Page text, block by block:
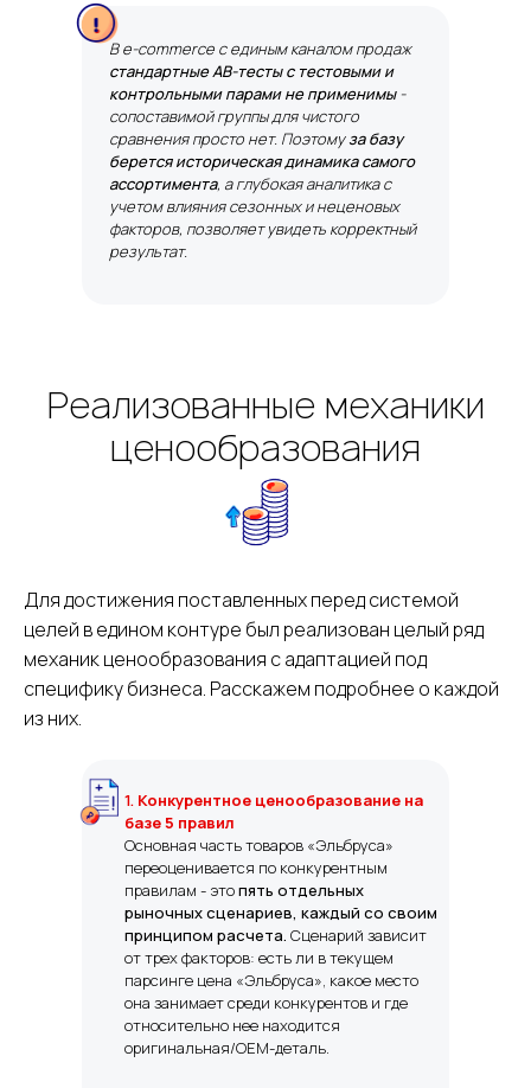
В e-commerce с единым каналом продаж
стандартные AB-тесты с тестовыми и
контрольными парами не применимы-
сопоставимой группы для чистого
сравнения просто нет. Поэтомуза базу
берется историческая динамика самого
ассортимента, а глубокая аналитикас
учетом влияния сезонных и неценовых
факторов, позволяет увидеть корректный
результат.
Реализованные механики
ценообразования
Для достижения поставленных перед системой
целей в едином контуре был реализован целый ряд
механик ценообразования с адаптацией под
специфику бизнеса. Расскажем подробнее о каждой
из них.
1. Конкурентное ценообразование на
базе 5 правил
Основная часть товаров «Эльбруса»
переоценивается по конкурентным
правилам - этопять отдельных
рыночных сценариев, каждый со своим
принципом расчета. Сценарий зависит
от трех факторов: есть ли в текущем
парсинге цена «Эльбруса», какое место
она занимает среди конкурентов и где
относительно нее находится
оригинальная/OEM-деталь.